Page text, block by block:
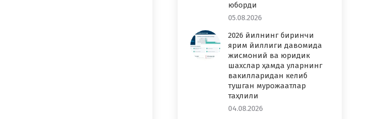
юборди
05.08.2026
2026 йилнинг биринчи
ярим йиллиги давомида
жисмоний ва юридик
шахслар ҳамда уларнинг
вакилларидан келиб
тушган мурожаатлар
таҳлили
04.08.2026